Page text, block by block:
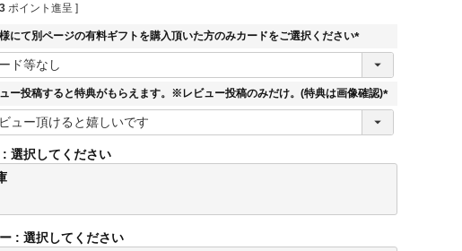
ポイント進呈 ]
にて別ページの有料ギフトを購入頂いた方のみカードをご選択ください
(
須
ー投稿すると特典がもらえます。※レビュー投稿のみだけ。(特典は画像確認)
(
)
選択してください
選択してください